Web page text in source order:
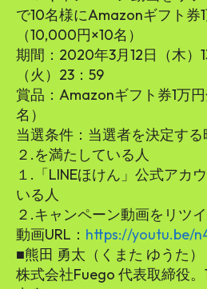
で10名様にAmazonギフト券
（10,000円×10名）
期間：2020年3月12日（木）
（火）23：59
賞品：Amazonギフト券1万
名）
当選条件：当選者を決定す
２.を満たしている人
１.「LINEほけん」公式アカ
いる人
２.キャンペーン動画をリツ
動画URL： https://youtu.be/
■熊田 勇太（くまた ゆうた）
株式会社Fuego 代表取締役